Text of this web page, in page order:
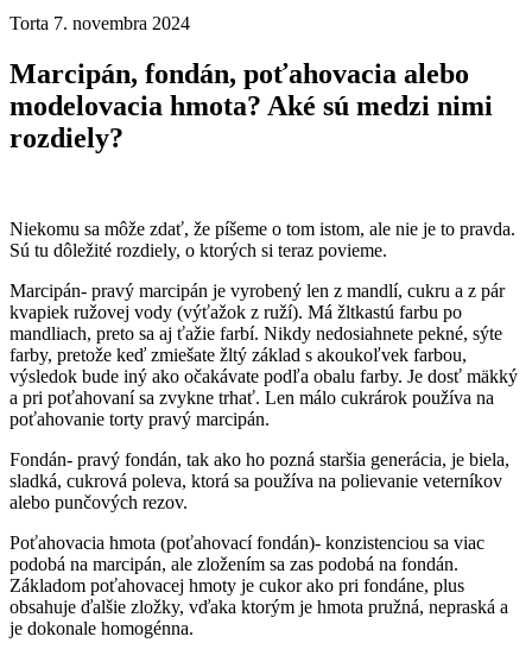
Torta 7. novembra 2024
Marcipán, fondán, poťahovacia alebo
modelovacia hmota? Aké sú medzi nimi
rozdiely?
Niekomu sa môže zdať, že píšeme o tom istom, ale nie je to pravda.
Sú tu dôležité rozdiely, o ktorých si teraz povieme.
Marcipán- pravý marcipán je vyrobený len z mandlí, cukru a z pár
kvapiek ružovej vody (výťažok z ruží). Má žltkastú farbu po
mandliach, preto sa aj ťažie farbí. Nikdy nedosiahnete pekné, sýte
farby, pretože keď zmiešate žltý základ s akoukoľvek farbou,
výsledok bude iný ako očakávate podľa obalu farby. Je dosť mäkký
a pri poťahovaní sa zvykne trhať. Len málo cukrárok používa na
poťahovanie torty pravý marcipán.
Fondán- pravý fondán, tak ako ho pozná staršia generácia, je biela,
sladká, cukrová poleva, ktorá sa používa na polievanie veterníkov
alebo punčových rezov.
Poťahovacia hmota (poťahovací fondán)- konzistenciou sa viac
podobá na marcipán, ale zložením sa zas podobá na fondán.
Základom poťahovacej hmoty je cukor ako pri fondáne, plus
obsahuje ďalšie zložky, vďaka ktorým je hmota pružná, nepraská a
je dokonale homogénna.